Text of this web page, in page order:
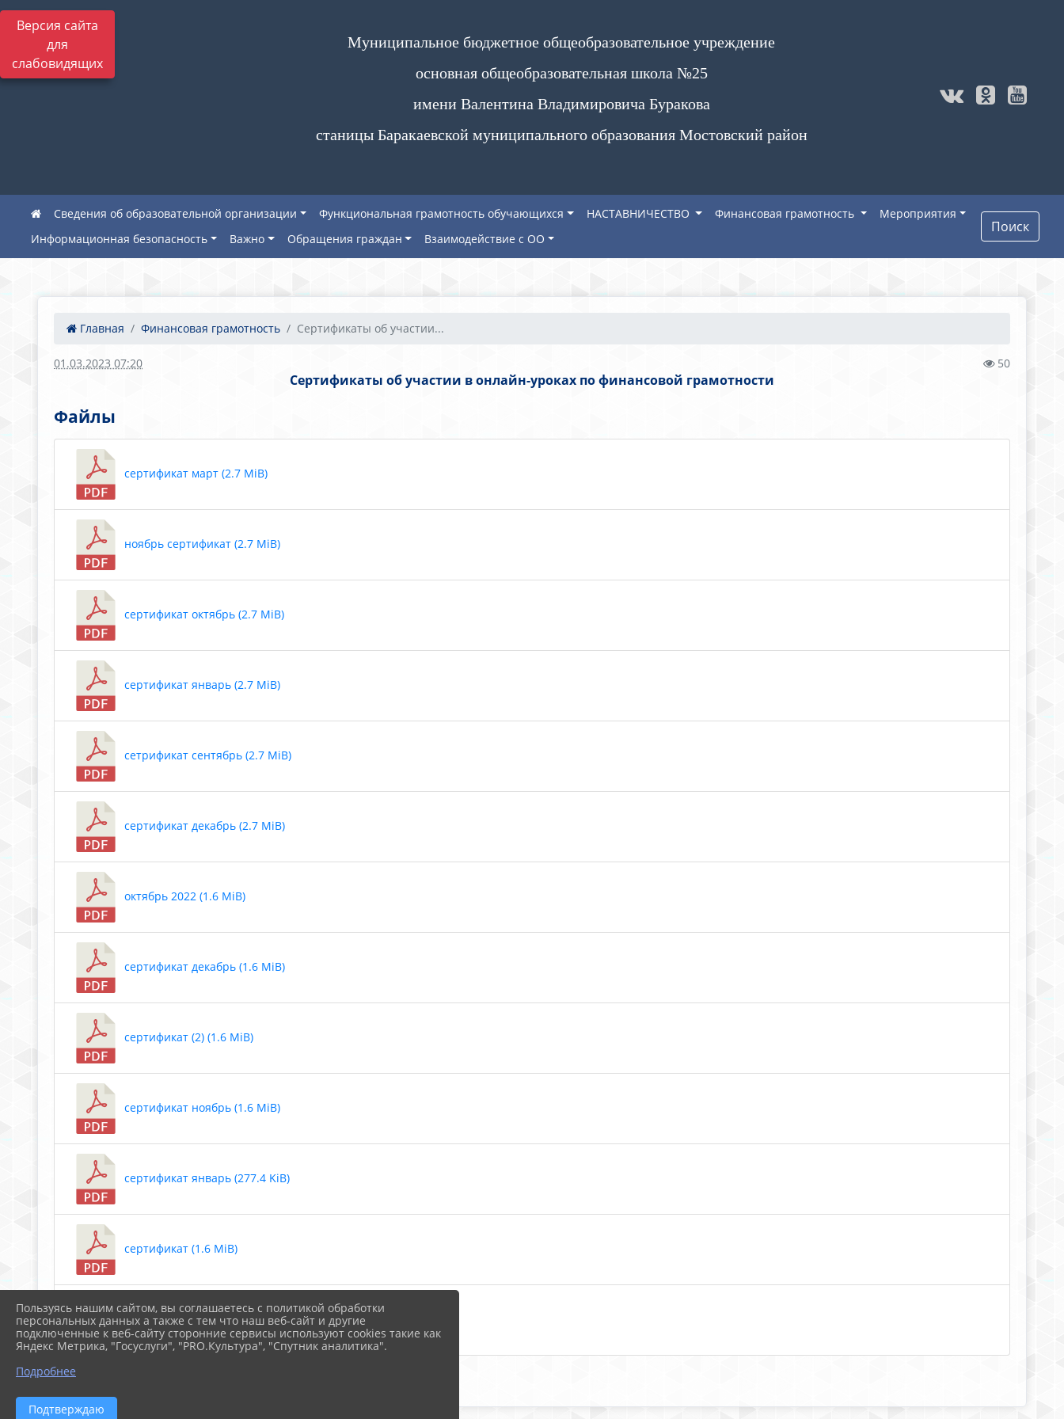
Версия сайта
для
слабовидящих
Муниципальное бюджетное общеобразовательное учреждение
основная общеобразовательная школа №25
имени Валентина Владимировича Буракова
станицы Баракаевской муниципального образования Мостовский район
Сведения об образовательной организации Функциональная грамотность обучающихся НАСТАВНИЧЕСТВО Финансовая грамотность
Мероприятия
Информационная безопасность
Важно Обращения граждан Взаимодействие с ОО
Поиск
Главная Финансовая грамотность Сертификаты об участии...
01.03.2023 07:20 50
Сертификаты об участии в онлайн-уроках по финансовой грамотности
Файлы
сертификат март (2.7 MiB)
ноябрь сертификат (2.7 MiB)
сертификат октябрь (2.7 MiB)
сертификат январь (2.7 MiB)
сетрификат сентябрь (2.7 MiB)
сертификат декабрь (2.7 MiB)
октябрь 2022 (1.6 MiB)
сертификат декабрь (1.6 MiB)
сертификат (2) (1.6 MiB)
сертификат ноябрь (1.6 MiB)
сертификат январь (277.4 KiB)
сертификат (1.6 MiB)
февраль 2023 (277.4 KiB)
Скачать все
Пользуясь нашим сайтом, вы соглашаетесь с политикой обработки
персональных данных а также с тем что наш веб-сайт и другие
подключенные к веб-сайту сторонние сервисы используют cookies такие как
Яндекс Метрика, "Госуслуги", "PRO.Культура", "Спутник аналитика".
Подробнее
Подтверждаю